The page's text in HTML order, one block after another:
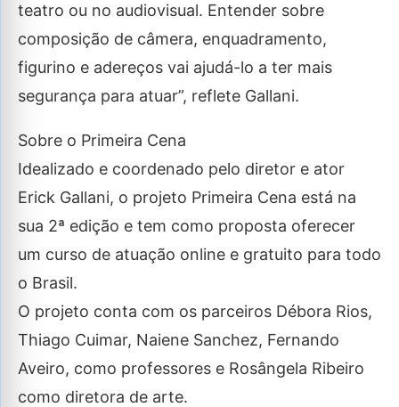
teatro ou no audiovisual. Entender sobre
composição de câmera, enquadramento,
figurino e adereços vai ajudá-lo a ter mais
segurança para atuar”, reflete Gallani.
Sobre o Primeira Cena
Idealizado e coordenado pelo diretor e ator
Erick Gallani, o projeto Primeira Cena está na
sua 2ª edição e tem como proposta oferecer
um curso de atuação online e gratuito para todo
o Brasil.
O projeto conta com os parceiros Débora Rios,
Thiago Cuimar, Naiene Sanchez, Fernando
Aveiro, como professores e Rosângela Ribeiro
como diretora de arte.